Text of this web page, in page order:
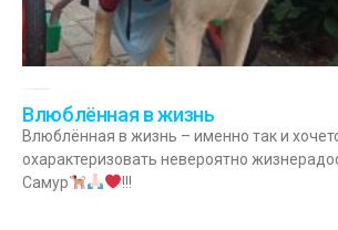
Влюблённая в жизнь
Влюблённая в жизнь ­­– именно так и
охарактеризовать невероятно
Самур
!!!